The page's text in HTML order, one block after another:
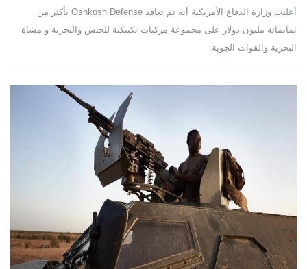
أعلنت وزارة الدفاع الأمريكية أنه تم تعاقد Oshkosh Defense بأكثر من
ثمانمائة مليون دولار على مجموعة مركبات تكتيكية للجيش والبحرية و مشاة
البحرية والقوات الجوية